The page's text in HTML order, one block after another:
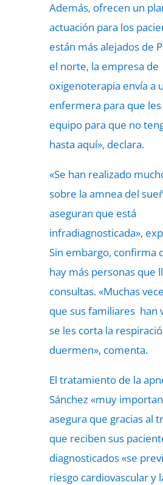
Además, ofrecen un
actuación para los
están más alejados de
el norte, la empresa de
oxigenoterapia envía a
enfermera para que
equipo para que no
hasta aquí», declara.
«Se han realizado
sobre la amnea del
aseguran que está
infradiagnosticada»,
Sin embargo, confirma
hay más personas que
consultas. «Muchas
que sus familiares han
se les corta la
duermen», comenta.
El tratamiento de la
Sánchez «muy
asegura que gracias al
que reciben sus
diagnosticados «se
riesgo cardiovascular y